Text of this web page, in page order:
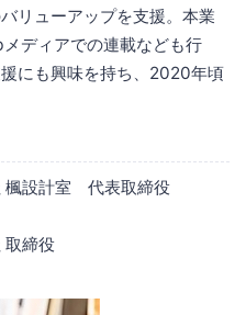
リューアップを支援。本業
ディアでの連載なども行
にも興味を持ち、2020年頃
楓設計室 代表取締役
取締役